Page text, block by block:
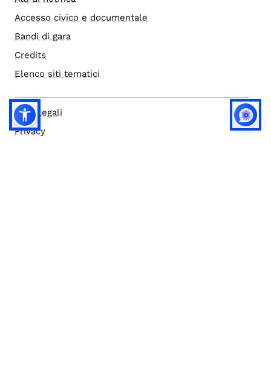
Accesso civico e documentale
Bandi di gara
Credits
Elenco siti tematici
Note legali
Privacy